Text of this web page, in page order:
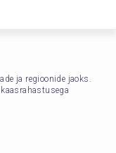
ja regioonide jaoks.